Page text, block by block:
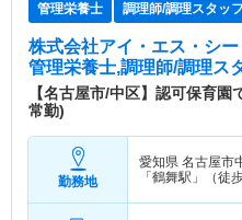
管理栄養士 調理師/調理スタッフ
株式会社アイ・エス・シ
管理栄養士,調理師/調理ス
【名古屋市/中区】認可保育
常勤)
勤務地
愛知県 名古屋市
「鶴舞駅」（徒